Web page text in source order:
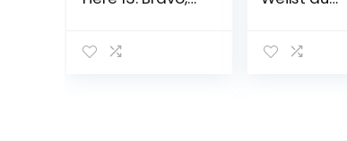
Ausgabe – 22.
hab?: